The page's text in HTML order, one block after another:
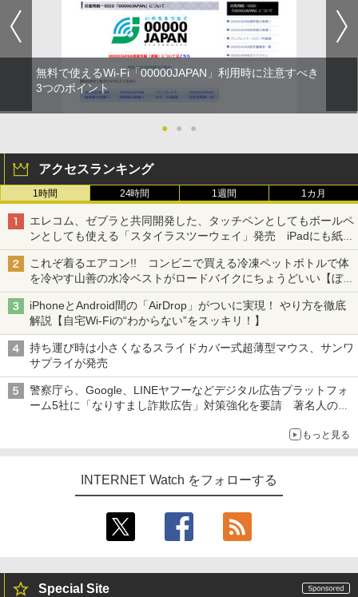
無料で使えるWi-Fi「00000JAPAN」利用時に注意すべき
3つのポイント
● ● ●
アクセスランキング
1時間 24時間 1週間 1カ月
エレコム、ゼブラと共同開発した、タッチペンとしてもボールペ
ンとしても使える「スタイラスツーウェイ」発売 iPadにも紙に
も、持ち替えずに書き込める
これぞ着るエアコン!! コンビニで買える冷凍ペットボトルで体
を冷やす山善の水冷ベストがロードバイクにちょうどいい【ぼっ
ち・ざ・ろーど！その14】【空いた時間でなにしてる？】
iPhoneとAndroid間の「AirDrop」がついに実現！ やり方を徹底
解説【自宅Wi-Fiの“わからない”をスッキリ！】
持ち運び時は小さくなるスライドカバー式超薄型マウス、サンワ
サプライが発売
警察庁ら、Google、LINEヤフーなどデジタル広告プラットフォ
ーム5社に「なりすまし詐欺広告」対策強化を要請 著名人の写
もっと見る
INTERNET Watch をフォローする
Special Site